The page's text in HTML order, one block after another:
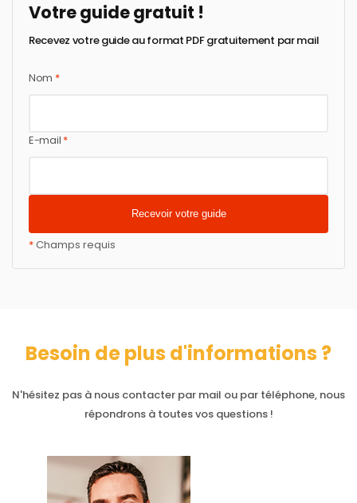
Votre guide gratuit !
Recevez votre guide au format PDF gratuitement par mail
Nom *
E-mail *
*Champs requis
Besoin de plus d'informations ?
N'hésitez pas à nous contacter par mail ou par téléphone, nous
répondrons à toutes vos questions !